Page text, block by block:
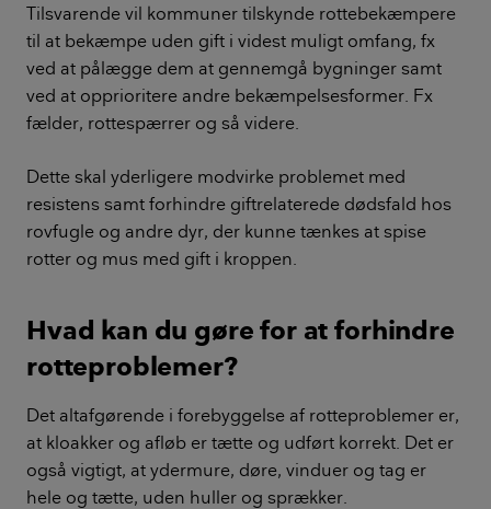
Tilsvarende vil kommuner tilskynde rottebekæmpere
til at bekæmpe uden gift i videst muligt omfang, fx
ved at pålægge dem at gennemgå bygninger samt
ved at opprioritere andre bekæmpelsesformer. Fx
fælder, rottespærrer og så videre.
Dette skal yderligere modvirke problemet med
resistens samt forhindre giftrelaterede dødsfald hos
rovfugle og andre dyr, der kunne tænkes at spise
rotter og mus med gift i kroppen.
Hvad kan du gøre for at forhindre
rotteproblemer?
Det altafgørende i forebyggelse af rotteproblemer er,
at kloakker og afløb er tætte og udført korrekt. Det er
også vigtigt, at ydermure, døre, vinduer og tag er
hele og tætte, uden huller og sprækker.